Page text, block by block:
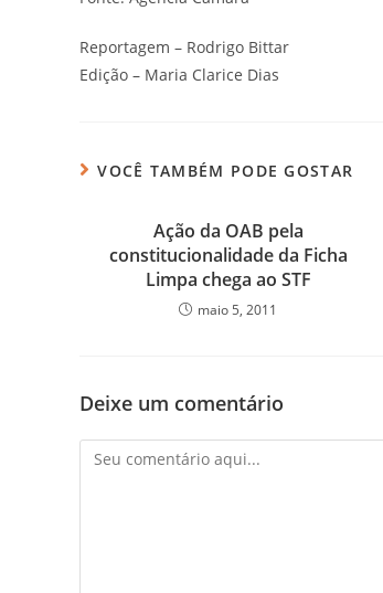
Reportagem – Rodrigo Bittar
Edição – Maria Clarice Dias
VOCÊ TAMBÉM PODE GOSTAR
Ação da OAB pela
constitucionalidade da Ficha
Limpa chega ao STF
maio 5, 2011
Deixe um comentário